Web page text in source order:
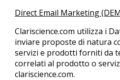
Direct Email Marketing
Clariscience.com utilizza i
inviare proposte di natura
servizi e prodotti forniti da
correlati al prodotto o
clariscience.com.